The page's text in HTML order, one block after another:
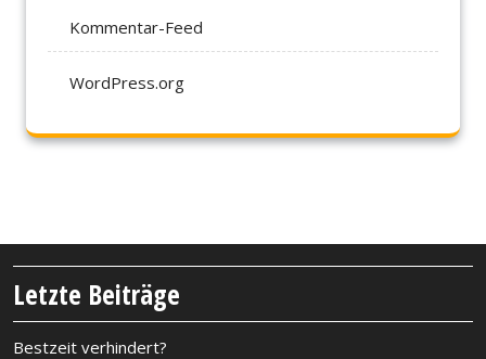
Kommentar-Feed
WordPress.org
Letzte Beiträge
Bestzeit verhindert?